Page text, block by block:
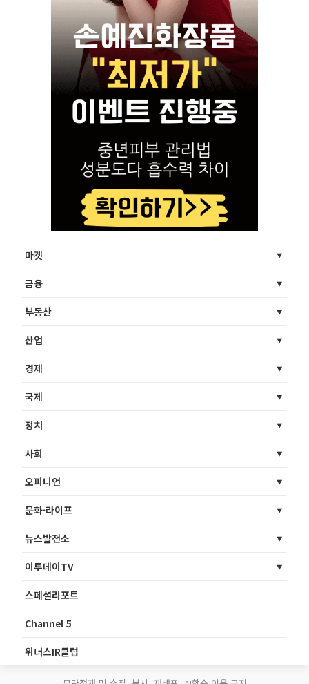
마켓
금융
부동산
산업
경제
국제
정치
사회
오피니언
문화·라이프
뉴스발전소
이투데이TV
스페셜리포트
Channel 5
위너스IR클럽